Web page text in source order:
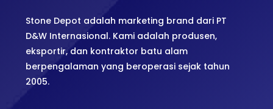
Stone Depot adalah marketing brand dari PT
D&W Internasional. Kami adalah produsen,
eksportir, dan kontraktor batu alam
berpengalaman yang beroperasi sejak tahun
2005.